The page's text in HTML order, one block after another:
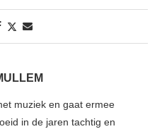
muziek en gaat ermee
in de jaren tachtig en